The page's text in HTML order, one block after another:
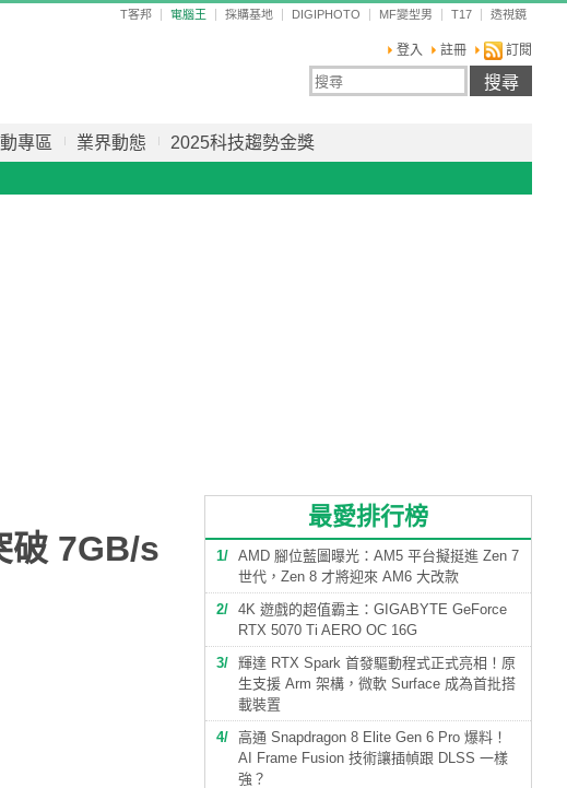
T客邦 電腦王 採購基地 DIGIPHOTO MF變型男 T17 透視鏡
登入 註冊 訂閱
專區 業界動態 2025科技趨勢金獎
破 7GB/s
最愛排行榜
1
AMD 腳位藍圖曝光：AM5 平台擬挺進 Zen 7
世代，Zen 8 才將迎來 AM6 大改款
2
4K 遊戲的超值霸主：GIGABYTE GeForce
RTX 5070 Ti AERO OC 16G
3
輝達 RTX Spark 首發驅動程式正式亮相！原
生支援 Arm 架構，微軟 Surface 成為首批搭
載裝置
4
高通 Snapdragon 8 Elite Gen 6 Pro 爆料！
AI Frame Fusion 技術讓插幀跟 DLSS 一樣
強？